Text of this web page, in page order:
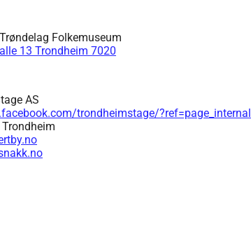
Folkemuseum
13 Trondheim 7020
AS
trondheimstage/?ref=page_internal